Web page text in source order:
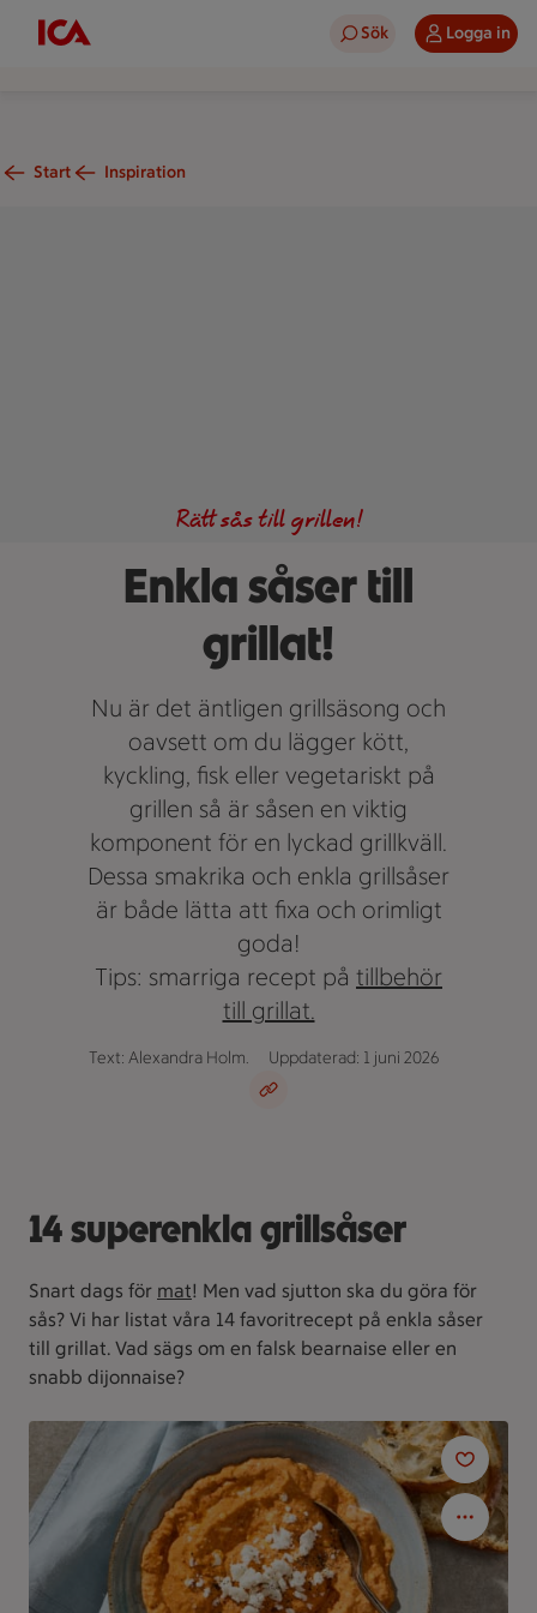
Sök Logga in
Start Inspiration
Enkla såser till
grillat!
Rätt sås till grillen!
Nu är det äntligen grillsäsong och
oavsett om du lägger kött,
kyckling, fisk eller vegetariskt på
grillen så är såsen en viktig
komponent för en lyckad grillkväll.
Dessa smakrika och enkla grillsåser
är både lätta att fixa och orimligt
goda!
Tips: smarriga recept på tillbehör
till grillat.
Text: Alexandra Holm. Uppdaterad: 1 juni 2026
14 superenkla grillsåser
Snart dags för mat! Men vad sjutton ska du göra för
sås? Vi har listat våra 14 favoritrecept på enkla såser
till grillat. Vad sägs om en falsk bearnaise eller en
snabb dijonnaise?